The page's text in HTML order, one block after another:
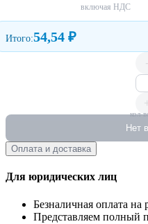
включая НДС
Итого:54,54 ₽
-
кол-
Нет
Оплата и доставка
Для юридических лиц
Безналичная оплата на
Представляем полный